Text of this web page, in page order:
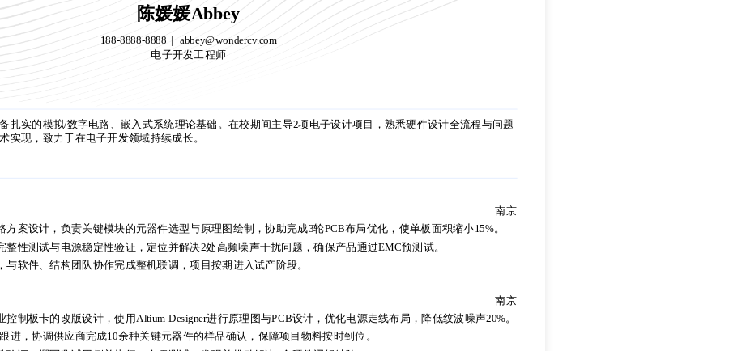
陈媛媛Abbey
188-8888-8888
abbey@wondercv.com
电子开发工程师
扎实的模拟/数字电路、嵌入式系统理论基础。在校期间主导2项电子设计项目，熟悉硬件设计全流程与问题
实现，致力于在电子开发领域持续成长。
南京
案设计，负责关键模块的元器件选型与原理图绘制，协助完成3轮PCB布局优化，使单板面积缩小15%。
整性测试与电源稳定性验证，定位并解决2处高频噪声干扰问题，确保产品通过EMC预测试。
与软件、结构团队协作完成整机联调，项目按期进入试产阶段。
南京
制板卡的改版设计，使用Altium Designer进行原理图与PCB设计，优化电源走线布局，降低纹波噪声20%。
进，协调供应商完成10余种关键元器件的样品确认，保障项目物料按时到位。
电子开发工程师
扎实的模拟/数字电路、嵌入式系统理论基础。在校期间主导2项电子设计项目，熟悉硬件设计全流程与问题
实现，致力于在电子开发领域持续成长。
案设计，负责关键模块的元器件选型与原理图绘制，协助完成3轮PCB布局优化，使单板面积缩小15%。
整性测试与电源稳定性验证，定位并解决2处高频噪声干扰问题，确保产品通过EMC预测试。
与软件、结构团队协作完成整机联调，项目按期进入试产阶段。